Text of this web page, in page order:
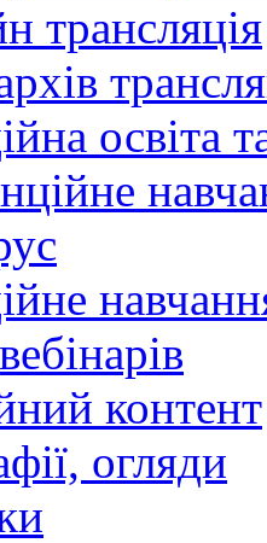
трансляція
освіта
контент
огляди